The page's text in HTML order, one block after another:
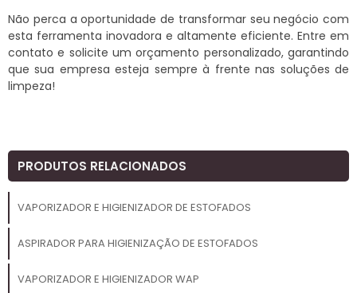
Não perca a oportunidade de transformar seu negócio com
esta ferramenta inovadora e altamente eficiente. Entre em
contato e solicite um orçamento personalizado, garantindo
que sua empresa esteja sempre à frente nas soluções de
limpeza!
PRODUTOS RELACIONADOS
VAPORIZADOR E HIGIENIZADOR DE ESTOFADOS
ASPIRADOR PARA HIGIENIZAÇÃO DE ESTOFADOS
VAPORIZADOR E HIGIENIZADOR WAP